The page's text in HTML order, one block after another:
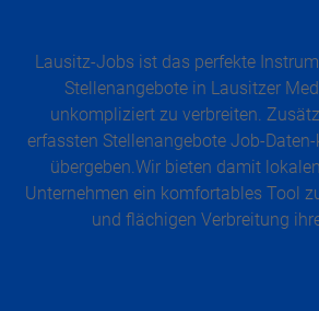
Lausitz-Jobs ist das perfekte
Stellenangebote in Lausitzer
unkompliziert zu verbreiten.
erfassten Stellenangebote Job-
übergeben.Wir bieten damit
Unternehmen ein komfortables Tool
und flächigen Verbreitung